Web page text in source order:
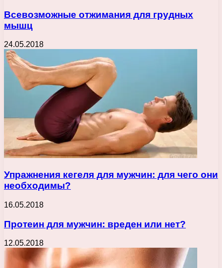
Всевозможные отжимания для грудных
мышц
24.05.2018
Упражнения кегеля для мужчин: для чего они
необходимы?
16.05.2018
Протеин для мужчин: вреден или нет?
12.05.2018